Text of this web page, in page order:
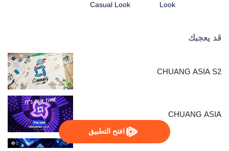
افتح التطبيق
Look
Casual Look
قد يعجبك
CHUANG ASIA S2
CHUANG ASIA